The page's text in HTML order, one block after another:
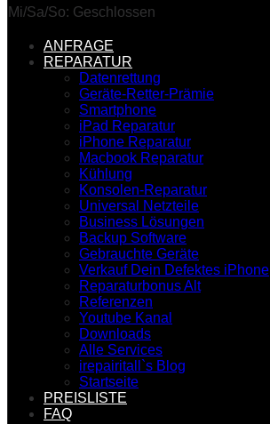
Mi/Sa/So: Geschlossen
ANFRAGE
REPARATUR
Datenrettung
Geräte-Retter-Prämie
Smartphone
iPad Reparatur
iPhone Reparatur
Macbook Reparatur
Kühlung
Konsolen-Reparatur
Universal Netzteile
Business Lösungen
Backup Software
Gebrauchte Geräte
Verkauf Dein Defektes iPhone
Reparaturbonus Alt
Referenzen
Youtube Kanal
Downloads
Alle Services
irepairitall`s Blog
Startseite
PREISLISTE
FAQ